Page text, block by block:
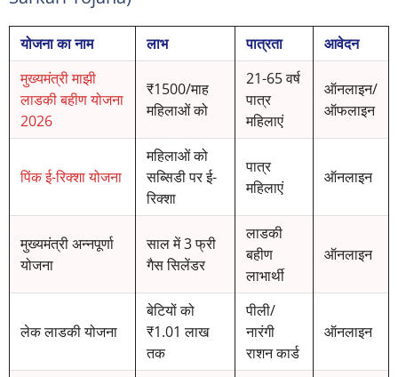
योजना का नाम लाभ पात्रता
आवेदन
मुख्यमंत्री माझी
लाडकी बहीण योजना
2026
₹1500/माह
महिलाओं को
21-65 वर्ष
पात्र
महिलाएं
ऑनलाइन/
ऑफलाइन
पिंक ई-रिक्शा योजना
महिलाओं को
सब्सिडी पर ई-
रिक्शा
पात्र
महिलाएं
ऑनलाइन
मुख्यमंत्री अन्नपूर्णा
योजना
साल में 3 फ्री
गैस सिलेंडर
लाडकी
बहीण
लाभार्थी
ऑनलाइन
लेक लाडकी योजना
बेटियों को
₹1.01 लाख
तक
पीली/
नारंगी
राशन कार्ड
ऑनलाइन